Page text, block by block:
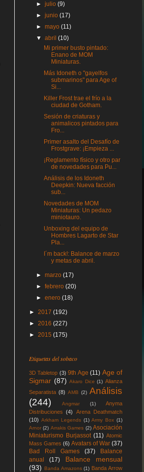
►julio(9)
►junio(17)
►mayo(11)
▼abril(10)
Mi primer busto pintado:
Enano de MOM
Miniaturas.
Más Idoneth o "gayelfos
submarinos" para Age of
Si...
Killer Frost trae el frío a la
ciudad de Gotham.
Sesión de criaturas y
animalicos pintados para
Fro...
Primer asalto del Desafío de
Frostgrave: ¡Empieza ...
¡Reglamento físico y otro par
de novedades para Pu...
Análisis de los Idoneth
Deepkin: Nueva facción
sub...
Novedades de MOM
Miniaturas: Un pedazo
miniotauro.
Unboxing del equipo de
Hombres Lagarto de Star
Pla...
I´m back!: Balance de marzo
y metas de abril.
►marzo(17)
►febrero(20)
►enero(18)
► 2017 (192)
► 2016 (227)
► 2015 (175)
Etiquetas del sobaco
3D Tabletop (3) 9th Age (11) Age of
Sigmar (87) Akaro Dice (1) Alianza
Separatista (8) AMB (2) Análisis
(244)
Angmar (1)
Anyma
Distribuciones
(4)
Arena Deathmatch
(10) Arkham Legends (1) Army Box (1)
Arnor (2) Arrakis Games (2) Asociación
Miniaturismo Burjassot (11) Atomic
Mass Games (6) Avatars of War (37)
Bad Roll Games
(37)
Balance
anual
(17)
Balance mensual
(93)
Banda Amazons (1) Banda Arrow